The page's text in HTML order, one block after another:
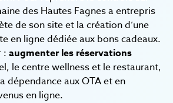
des Hautes Fagnes a entrepris
de son site et la création d’une
en ligne dédiée aux bons cadeaux.
: augmenter les réservations
le centre wellness et le restaurant,
dépendance aux OTA et en
en ligne.